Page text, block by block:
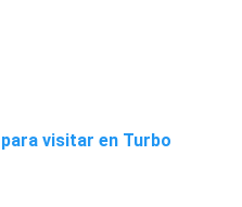
visitar en Turbo